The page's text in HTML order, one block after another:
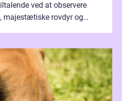
ved at observere
majestætiske rovdyr og